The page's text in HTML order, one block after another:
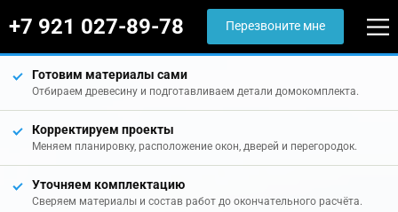
+7 921 027-89-78 Перезвоните мне
Готовим материалы сами
Отбираем древесину и подготавливаем детали домокомплекта.
Корректируем проекты
Меняем планировку, расположение окон, дверей и перегородок.
Уточняем комплектацию
Сверяем материалы и состав работ до окончательного расчёта.